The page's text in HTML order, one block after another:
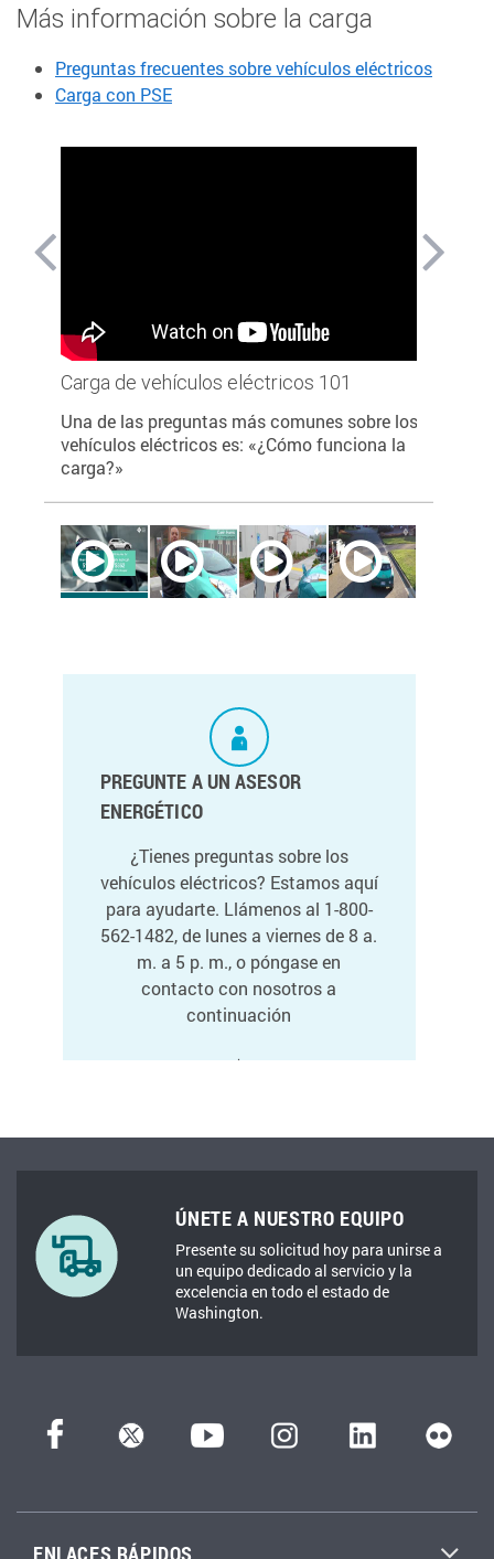
Más información sobre la carga
Preguntas frecuentes sobre vehículos eléctricos
Carga con PSE
Carga de vehículos eléctricos 101
Una de las preguntas más comunes sobre los
vehículos eléctricos es: «¿Cómo funciona la
carga?»
PREGUNTE A UN ASESOR
ENERGÉTICO
¿Tienes preguntas sobre los
vehículos eléctricos? Estamos aquí
para ayudarte. Llámenos al 1-800-
562-1482, de lunes a viernes de 8 a.
m. a 5 p. m., o póngase en
contacto con nosotros a
continuación
.
ÚNETE A NUESTRO EQUIPO
Presente su solicitud hoy para unirse a
un equipo dedicado al servicio y la
excelencia en todo el estado de
Washington.
ENLACES RÁPIDOS